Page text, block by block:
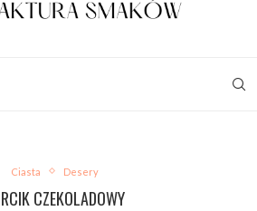
Ciasta Desery
CZEKOLADOWY